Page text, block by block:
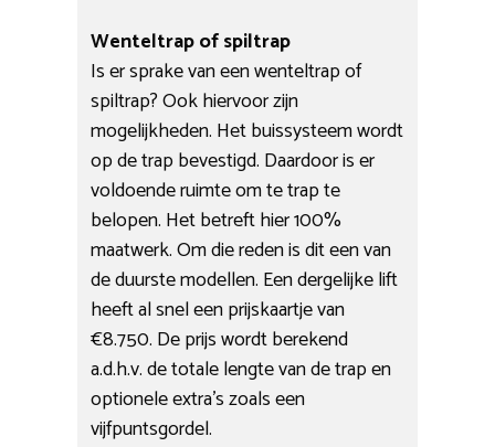
Wenteltrap of spiltrap
Is er sprake van een wenteltrap of
spiltrap? Ook hiervoor zijn
mogelijkheden. Het buissysteem wordt
op de trap bevestigd. Daardoor is er
voldoende ruimte om te trap te
belopen. Het betreft hier 100%
maatwerk. Om die reden is dit een van
de duurste modellen. Een dergelijke lift
heeft al snel een prijskaartje van
€8.750. De prijs wordt berekend
a.d.h.v. de totale lengte van de trap en
optionele extra’s zoals een
vijfpuntsgordel.